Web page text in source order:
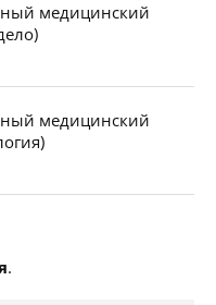
медицинский
медицинский
.